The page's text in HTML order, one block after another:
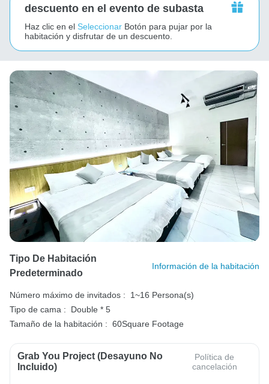
descuento en el evento de subasta
Haz clic en el Seleccionar Botón para pujar por la
habitación y disfrutar de un descuento.
Tipo De Habitación
Predeterminado
Información de la habitación
Número máximo de invitados :
1~16 Persona(s)
Tipo de cama :
Double * 5
Tamaño de la habitación : 60Square Footage
Grab You Project (desayuno No
Incluido)
Política de
cancelación